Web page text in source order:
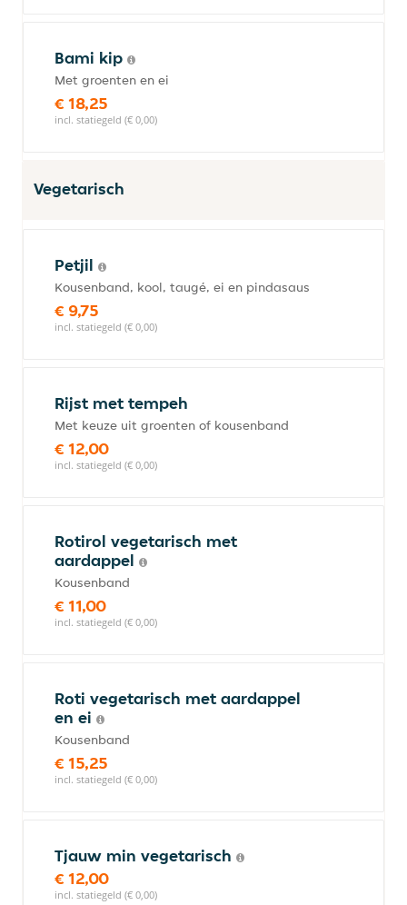
Bami kip
Met groenten en ei
€ 18,25
incl. statiegeld (€ 0,00)
Vegetarisch
Petjil
Kousenband, kool, taugé, ei en pindasaus
€ 9,75
incl. statiegeld (€ 0,00)
Rijst met tempeh
Met keuze uit groenten of kousenband
€ 12,00
incl. statiegeld (€ 0,00)
Rotirol vegetarisch met
aardappel
Kousenband
€ 11,00
incl. statiegeld (€ 0,00)
Roti vegetarisch met aardappel
en ei
Kousenband
€ 15,25
incl. statiegeld (€ 0,00)
Tjauw min vegetarisch
€ 12,00
incl. statiegeld (€ 0,00)